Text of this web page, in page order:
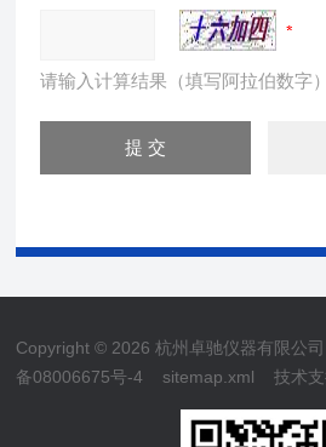
请输入计算结果（填写阿拉伯数字
Copyright © 2026 杭州卓驰仪器有限公
备08006675号-4
sitemap.xml 技术支